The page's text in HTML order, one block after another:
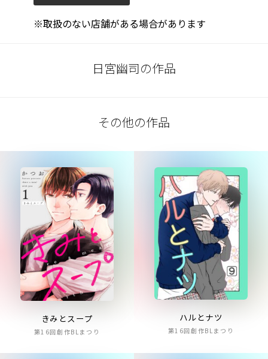
※取扱のない店舗がある場合があります
日宮幽司の作品
その他の作品
きみとスープ
第16回創作BLまつり
ハルとナツ
第16回創作BLまつり